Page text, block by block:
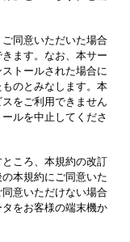
同意いただいた場合
ます。なお、本サー
トールされた場合に
のとみなします。本
をご利用できません
ルを中止してくださ
ころ、本規約の改訂
本規約にご同意いた
意いただけない場合
をお客様の端末機か